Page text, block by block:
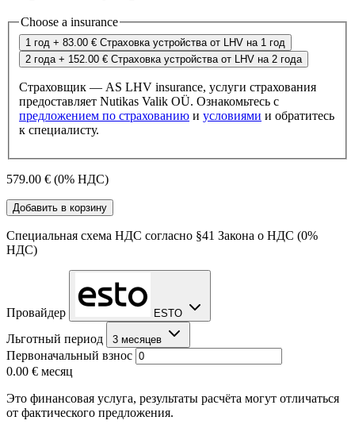
Choose a insurance
1 год + 83.00 € Страховка устройства от LHV на 1 год
2 года + 152.00 € Страховка устройства от LHV на 2 года
Страховщик — AS LHV insurance, услуги страхования
предоставляет Nutikas Valik OÜ. Ознакомьтесь с
предложением по страхованию и условиями и обратитесь
к специалисту.
579.00 € (0% НДС)
Добавить в корзину
Специальная схема НДС согласно §41 Закона о НДС (0%
НДС)
Провайдер ESTO
Льготный период 3 месяцев
Первоначальный взнос
0.00 € месяц
Это финансовая услуга, результаты расчёта могут отличаться
от фактического предложения.